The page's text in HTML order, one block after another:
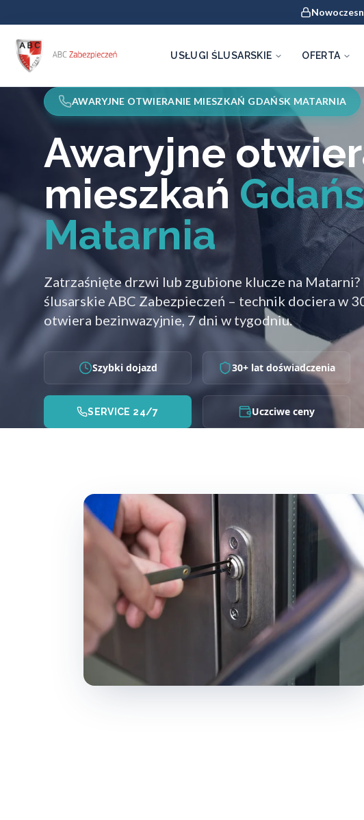
USŁUGI ŚLUSARSKIE OFERTA
AWARYJNE OTWIERANIE MIESZKAŃ GDAŃSK MATARNIA
Awaryjne
mieszkań
Matarnia
Zatrzaśnięte drzwi lub zgubione klucze na
ślusarskie ABC Zabezpieczeń – technik dociera w
otwiera bezinwazyjnie, 7 dni w tygodniu.
Szybki dojazd 30+ lat doświadczenia
SERVICE 24/7 Uczciwe ceny